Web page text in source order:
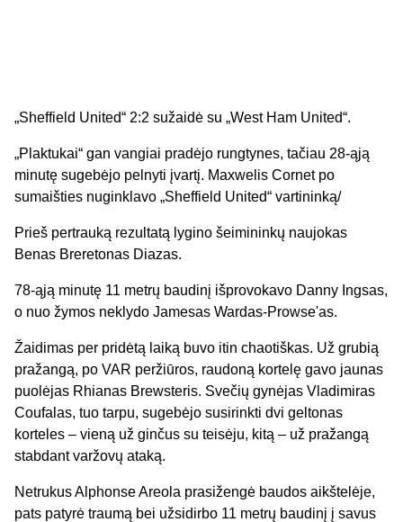
„Sheffield United“ 2:2 sužaidė su „West Ham United“.
„Plaktukai“ gan vangiai pradėjo rungtynes, tačiau 28-ąją
minutę sugebėjo pelnyti įvartį. Maxwelis Cornet po
sumaišties nuginklavo „Sheffield United“ vartininką/
Prieš pertrauką rezultatą lygino šeimininkų naujokas
Benas Breretonas Diazas.
78-ąją minutę 11 metrų baudinį išprovokavo Danny Ingsas,
o nuo žymos neklydo Jamesas Wardas-Prowse'as.
Žaidimas per pridėtą laiką buvo itin chaotiškas. Už grubią
pražangą, po VAR peržiūros, raudoną kortelę gavo jaunas
puolėjas Rhianas Brewsteris. Svečių gynėjas Vladimiras
Coufalas, tuo tarpu, sugebėjo susirinkti dvi geltonas
korteles – vieną už ginčus su teisėju, kitą – už pražangą
stabdant varžovų ataką.
Netrukus Alphonse Areola prasižengė baudos aikštelėje,
pats patyrė traumą bei užsidirbo 11 metrų baudinį į savus